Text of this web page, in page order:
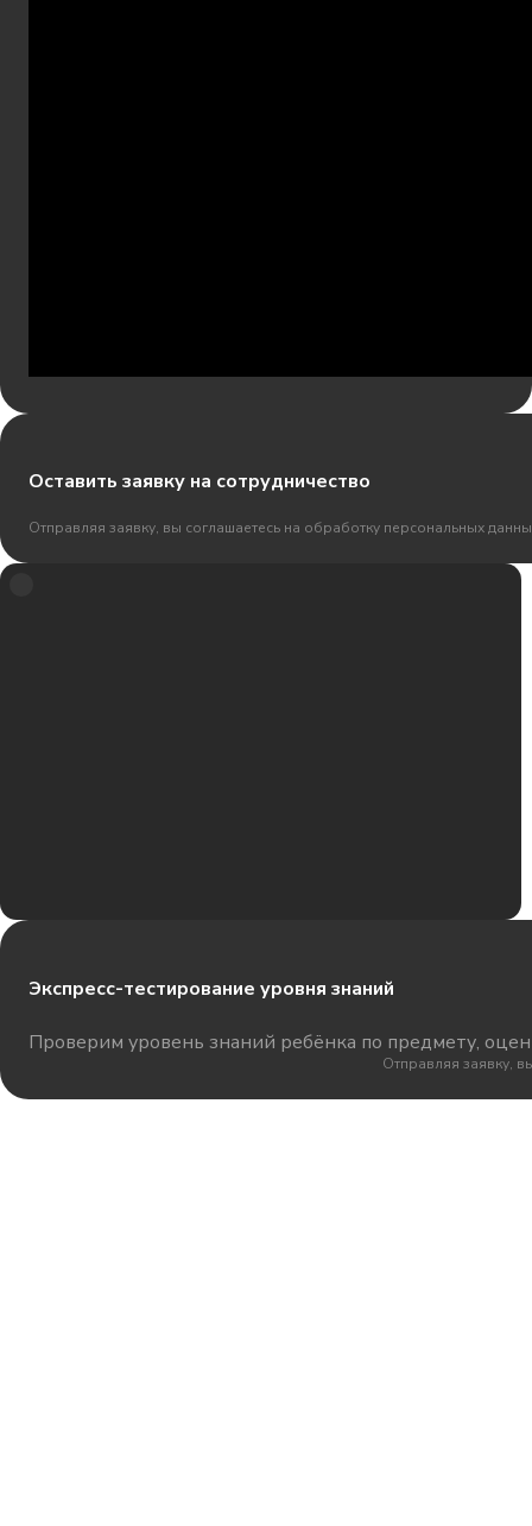
Оставить заявку на сотрудничество
Отправляя заявку, вы соглашаетесь на обработку персональных
Экспресс-тестирование уровня знаний
Проверим уровень знаний ребёнка по предмету,
Отправляя заявку,